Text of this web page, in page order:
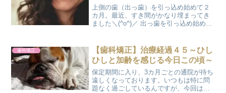
上側の歯（出っ歯）を引っ込め始めて２
カ月。最近、すき間がかなり埋まってき
ました＼(^o^)／ 出っ歯を引っ込め始めた
なら犬歯が後ろ側へピッタリくっつくは
ずなんです...
歯科矯正
【歯科矯正】治療経過４５～ひし
ひしと加齢を感じる今日この頃～
保定期間に入り、3カ月ごとの通院が待ち
遠しくなっております。いつもは特に問
題なく過ごしているんですが、今回はち